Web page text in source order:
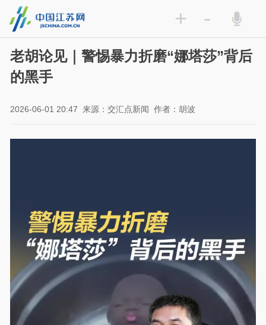
+ -
老胡论见｜警惕暴力折磨“娜塔莎”背后
的黑手
2026-06-01 20:47 来源：交汇点新闻 作者：胡波